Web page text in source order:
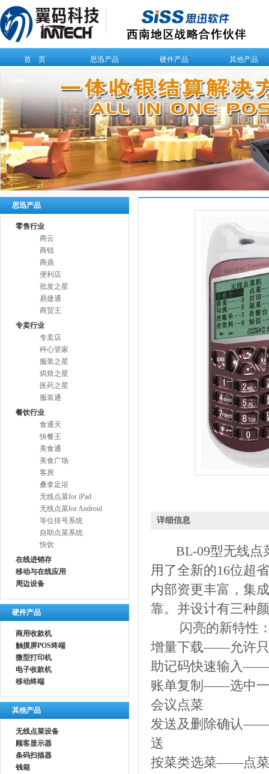
首 页 思迅产品 硬件产品 其他产品
思迅产品
零售行业
商云
商锐
商鼎
便利店
批发之星
易捷通
商贸王
专卖行业
专卖店
秤心管家
服装之星
烘焙之星
医药之星
服装通
餐饮行业
食通天
快餐王
美食通
美食广场
客房
桑拿足浴
无线点菜for iPad
无线点菜for Android
等位排号系统
自助点菜系统
快饮
在线进销存
移动与在线应用
周边设备
硬件产品
商用收款机
触摸屏POS终端
微型打印机
电子收款机
移动终端
其他产品
无线点菜设备
顾客显示器
条码扫描器
钱箱
详细信息
BL-09型无线点菜
用了全新的16位超
内部资更丰富，集
靠。并设计有三种
闪亮的新特性
增量下载——允许只
助记码快速输入——
账单复制——选中一
会议点菜
发送及删除确认——
送
按菜类选菜——点菜